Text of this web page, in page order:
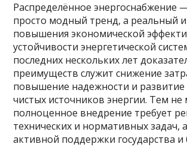
Распределённое энергоснабжение
просто модный тренд, а реальный
повышения экономической
устойчивости энергетической
последних нескольких лет
преимуществ служит снижение
повышение надежности и развитие
чистых источников энергии. Тем не
полноценное внедрение требует
технических и нормативных задач,
активной поддержки государства и